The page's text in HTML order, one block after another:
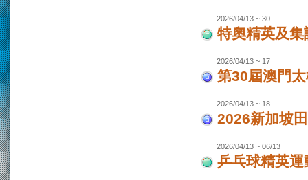
2026/04/13 ~ 30
特奧精英及
2026/04/13 ~ 17
第30屆澳門
2026/04/13 ~ 18
2026新加坡
2026/04/13 ~ 06/13
乒乓球精英